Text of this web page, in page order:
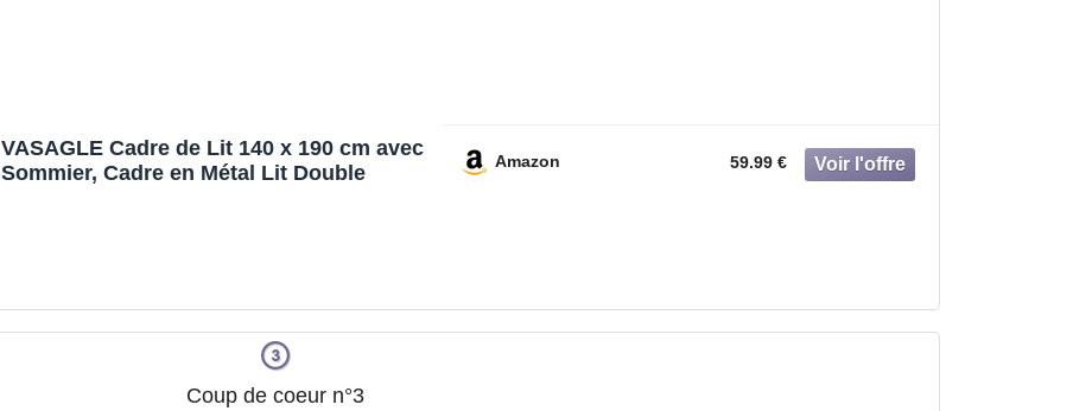
VASAGLE Cadre de Lit 140 x 190 cm avec
Sommier, Cadre en Métal Lit Double
Amazon 59.99 €
Coup de coeur n°3